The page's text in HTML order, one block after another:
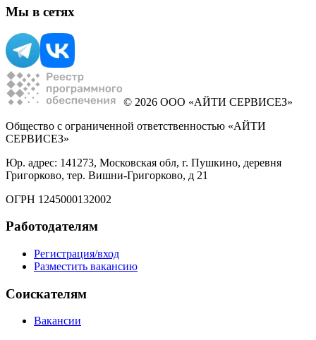
Мы в сетях
© 2026 ООО «АЙТИ СЕРВИСЕЗ»
Общество с ограниченной ответственностью «АЙТИ
СЕРВИСЕЗ»
Юр. адрес: 141273, Московская обл, г. Пушкино, деревня
Григорково, тер. Вишни-Григорково, д 21
ОГРН 1245000132002
Работодателям
Регистрация/вход
Разместить вакансию
Соискателям
Вакансии